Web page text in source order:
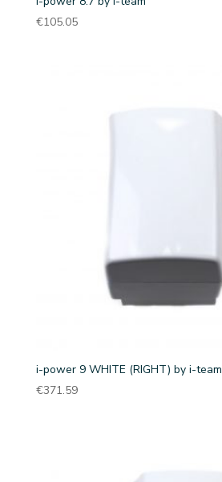
€105.05
i-power 9 WHITE (RIGHT) by i-team
€371.59